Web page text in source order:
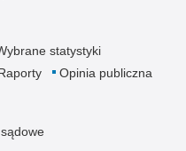
statystyki
Opinia publiczna